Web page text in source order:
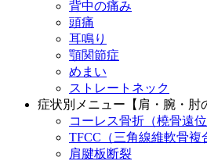
背中の痛み
頭痛
耳鳴り
顎関節症
めまい
ストレートネック
症状別メニュー【肩・腕・肘
コーレス骨折（橈骨遠位
TFCC（三角線維軟骨複
肩腱板断裂